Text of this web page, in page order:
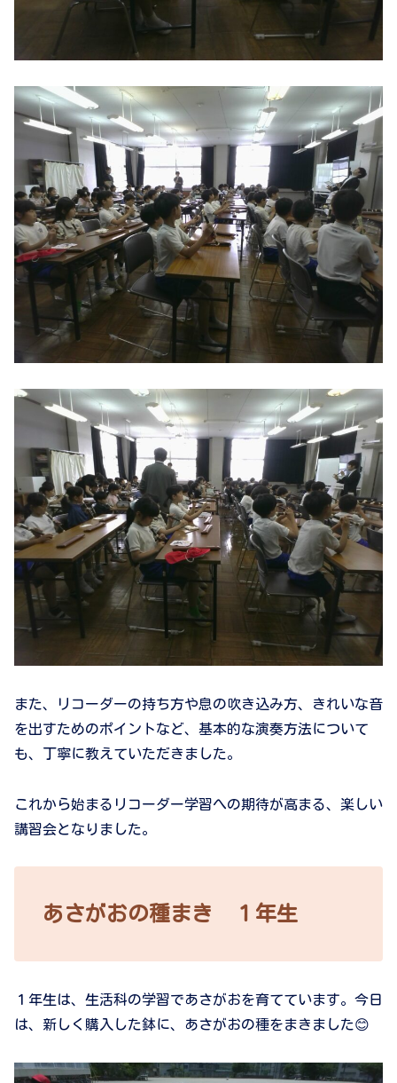
また、リコーダーの持ち方や息の吹き込み方、きれいな音
を出すためのポイントなど、基本的な演奏方法について
も、丁寧に教えていただきました。
これから始まるリコーダー学習への期待が高まる、楽しい
講習会となりました。
あさがおの種まき １年生
１年生は、生活科の学習であさがおを育てています。今日
は、新しく購入した鉢に、あさがおの種をまきました😊